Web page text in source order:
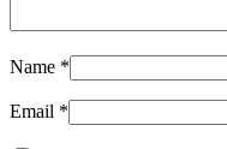
Name *
Email *